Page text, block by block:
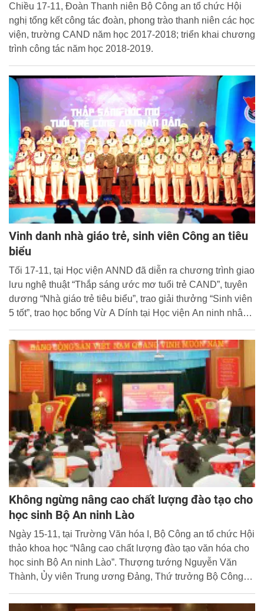
Chiều 17-11, Đoàn Thanh niên Bộ Công an tổ chức Hội
nghị tổng kết công tác đoàn, phong trào thanh niên các học
viện, trường CAND năm học 2017-2018; triển khai chương
trình công tác năm học 2018-2019.
Vinh danh nhà giáo trẻ, sinh viên Công an tiêu
biểu
Tối 17-11, tại Học viện ANND đã diễn ra chương trình giao
lưu nghệ thuật “Thắp sáng ước mơ tuổi trẻ CAND”, tuyên
dương “Nhà giáo trẻ tiêu biểu”, trao giải thưởng “Sinh viên
5 tốt”, trao học bổng Vừ A Dính tại Học viện An ninh nhân
Không ngừng nâng cao chất lượng đào tạo cho
học sinh Bộ An ninh Lào
Ngày 15-11, tại Trường Văn hóa I, Bộ Công an tổ chức Hội
thảo khoa học “Nâng cao chất lượng đào tạo văn hóa cho
học sinh Bộ An ninh Lào”. Thượng tướng Nguyễn Văn
Thành, Ủy viên Trung ương Đảng, Thứ trưởng Bộ Công
an Việt Nam dự và phát biểu.